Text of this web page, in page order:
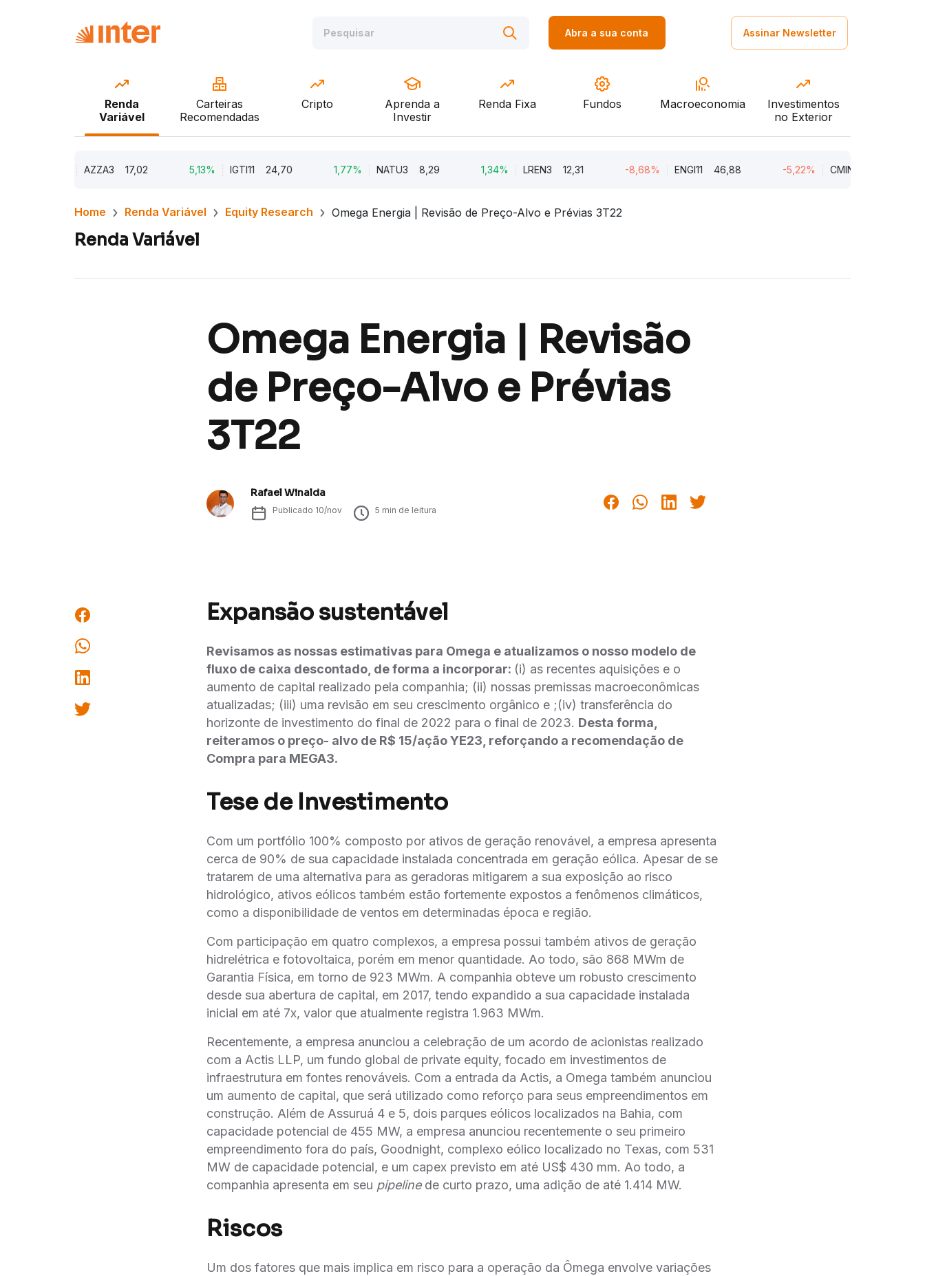
Abra a sua conta Assinar Newsletter
Renda
Variável
Carteiras
Recomendadas
Cripto
Aprenda a
Investir
Renda Fixa Fundos Macroeconomia
Investimentos
no Exterior
17,02 IGTI11 24,70 NATU3 8,29 LREN3 12,31 -8,68% ENGI11 46,88 CMIN3 5,45
Home Renda Variável Equity Research Omega Energia | Revisão de Preço-Alvo e Prévias 3T22
Renda Variável
Omega Energia | Revisão
de Preço-Alvo e Prévias
3T22
Rafael Winalda
Publicado 10/nov 5 min de leitura
Expansão sustentável
Revisamos as nossas estimativas para Omega e atualizamos o nosso modelo de
fluxo de caixa descontado, de forma a incorporar: (i) as recentes aquisições e o
aumento de capital realizado pela companhia; (ii) nossas premissas macroeconômicas
atualizadas; (iii) uma revisão em seu crescimento orgânico e ;(iv) transferência do
horizonte de investimento do final de 2022 para o final de 2023. Desta forma,
reiteramos o preço- alvo de R$ 15/ação YE23, reforçando a recomendação de
Compra para MEGA3.
Tese de Investimento
Com um portfólio 100% composto por ativos de geração renovável, a empresa apresenta
cerca de 90% de sua capacidade instalada concentrada em geração eólica. Apesar de se
tratarem de uma alternativa para as geradoras mitigarem a sua exposição ao risco
hidrológico, ativos eólicos também estão fortemente expostos a fenômenos climáticos,
como a disponibilidade de ventos em determinadas época e região.
Com participação em quatro complexos, a empresa possui também ativos de geração
hidrelétrica e fotovoltaica, porém em menor quantidade. Ao todo, são 868 MWm de
Garantia Física, em torno de 923 MWm. A companhia obteve um robusto crescimento
desde sua abertura de capital, em 2017, tendo expandido a sua capacidade instalada
inicial em até 7x, valor que atualmente registra 1.963 MWm.
Recentemente, a empresa anunciou a celebração de um acordo de acionistas realizado
com a Actis LLP, um fundo global de private equity, focado em investimentos de
infraestrutura em fontes renováveis. Com a entrada da Actis, a Omega também anunciou
um aumento de capital, que será utilizado como reforço para seus empreendimentos em
construção. Além de Assuruá 4 e 5, dois parques eólicos localizados na Bahia, com
capacidade potencial de 455 MW, a empresa anunciou recentemente o seu primeiro
empreendimento fora do país, Goodnight, complexo eólico localizado no Texas, com 531
MW de capacidade potencial, e um capex previsto em até US$ 430 mm. Ao todo, a
companhia apresenta em seu pipeline de curto prazo, uma adição de até 1.414 MW.
Riscos
Um dos fatores que mais implica em risco para a operação da Ômega envolve variações